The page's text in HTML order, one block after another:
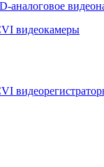
видеокамеры